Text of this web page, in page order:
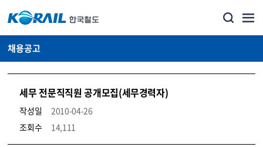
채용공고
세무 전문직직원 공개모집(세무경력자)
작성일
2010-04-26
조회수
14,111
코레일소개_경영공시_채용공고 상세보기 – 내용, 파일, 담당자 연락처로 구성